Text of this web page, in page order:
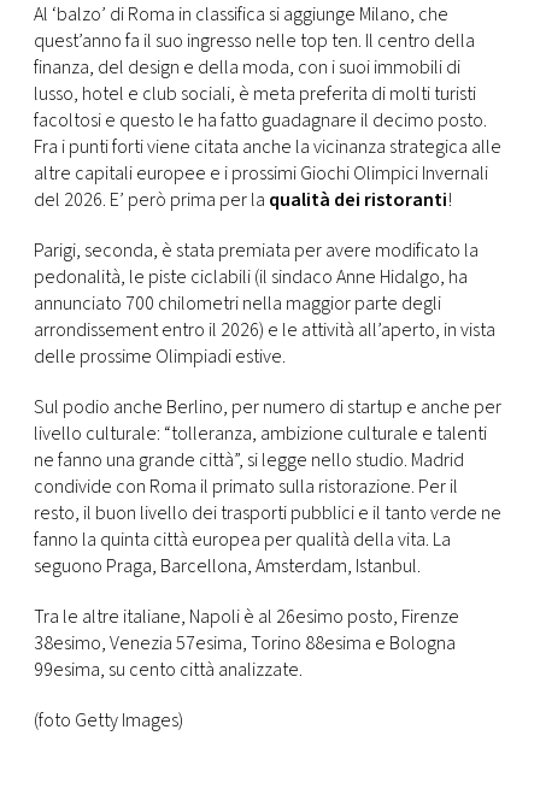
Al ‘balzo’ di Roma in classifica si aggiunge Milano, che
quest’anno fa il suo ingresso nelle top ten. Il centro della
finanza, del design e della moda, con i suoi immobili di
lusso, hotel e club sociali, è meta preferita di molti turisti
facoltosi e questo le ha fatto guadagnare il decimo posto.
Fra i punti forti viene citata anche la vicinanza strategica alle
altre capitali europee e i prossimi Giochi Olimpici Invernali
del 2026. E’ però prima per la qualità dei ristoranti!
Parigi, seconda, è stata premiata per avere modificato la
pedonalità, le piste ciclabili (il sindaco Anne Hidalgo, ha
annunciato 700 chilometri nella maggior parte degli
arrondissement entro il 2026) e le attività all’aperto, in vista
delle prossime Olimpiadi estive.
Sul podio anche Berlino, per numero di startup e anche per
livello culturale: “tolleranza, ambizione culturale e talenti
ne fanno una grande città”, si legge nello studio. Madrid
condivide con Roma il primato sulla ristorazione. Per il
resto, il buon livello dei trasporti pubblici e il tanto verde ne
fanno la quinta città europea per qualità della vita. La
seguono Praga, Barcellona, Amsterdam, Istanbul.
Tra le altre italiane, Napoli è al 26esimo posto, Firenze
38esimo, Venezia 57esima, Torino 88esima e Bologna
99esima, su cento città analizzate.
(foto Getty Images)